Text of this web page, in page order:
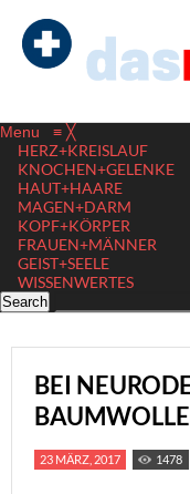
Menu ≡ ╳
HERZ+KREISLAUF
KNOCHEN+GELENKE
HAUT+HAARE
MAGEN+DARM
KOPF+KÖRPER
FRAUEN+MÄNNER
GEIST+SEELE
WISSENWERTES
BEI
23 MÄRZ, 2017 1478